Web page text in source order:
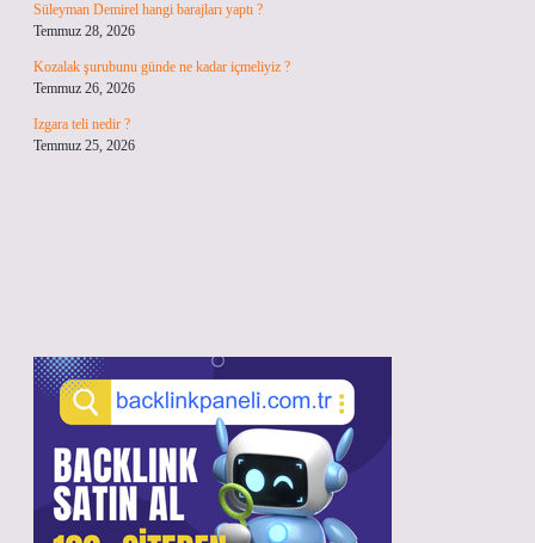
Süleyman Demirel hangi barajları yaptı ?
Temmuz 28, 2026
Kozalak şurubunu günde ne kadar içmeliyiz ?
Temmuz 26, 2026
Izgara teli nedir ?
Temmuz 25, 2026